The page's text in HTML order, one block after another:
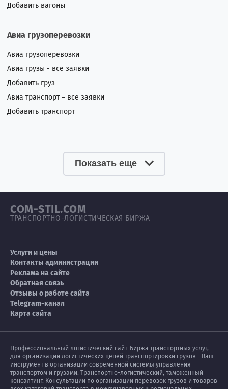
Добавить вагоны
Авиа грузоперевозки
Авиа грузоперевозки
Авиа грузы - все заявки
Добавить груз
Авиа транспорт – все заявки
Добавить транспорт
Показать еще
COM-STIL.COM
ТРАНСПОРТНО-ЛОГИСТИЧЕСКАЯ БИРЖА
Услуги и цены
Контакты администрации
Реклама на сайте
Обратная связь
Отзывы о работе сайта
Telegram-канал
Карта сайта
Профессиональный логистический сайт-Биржа транспортных услуг,
для организации логистических цепей транспортировки грузов - Ваш
инструмент в организации современной системы управления
транспортом и грузами. Транспортно-логистический, таможенный
консалтинг. Консультации по организации перевозок грузов и товаров